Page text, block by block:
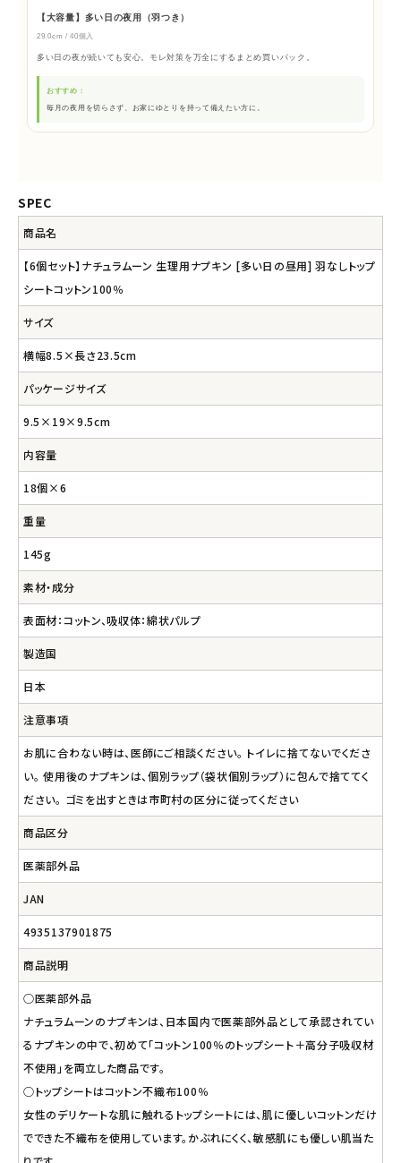
【大容量】多い日の夜用（羽つき）
29.0cm / 40個入
多い日の夜が続いても安心。モレ対策を万全にするまとめ買いパック。
おすすめ：
毎月の夜用を切らさず、お家にゆとりを持って備えたい方に。
SPEC
商品名
【6個セット】ナチュラムーン 生理用ナプキン [多い日の昼用] 羽なしトップ
シートコットン100％
サイズ
横幅8.5×長さ23.5cm
パッケージサイズ
9.5×19×9.5cm
内容量
18個×6
重量
145g
素材・成分
表面材：コットン、吸収体：綿状パルプ
製造国
日本
注意事項
お肌に合わない時は、医師にご相談ください。 トイレに捨てないでくださ
い。 使用後のナプキンは、個別ラップ（袋状個別ラップ）に包んで捨ててく
ださい。 ゴミを出すときは市町村の区分に従ってください
商品区分
医薬部外品
JAN
4935137901875
商品説明
○医薬部外品
ナチュラムーンのナプキンは、日本国内で医薬部外品として承認されてい
るナプキンの中で、初めて「コットン100％のトップシート＋高分子吸収材
不使用」を両立した商品です。
○トップシートはコットン不織布100％
女性のデリケートな肌に触れるトップシートには、肌に優しいコットンだけ
でできた不織布を使用しています。かぶれにくく、敏感肌にも優しい肌当た